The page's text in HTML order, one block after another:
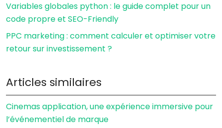
Variables globales python : le guide complet pour un
code propre et SEO-Friendly
PPC marketing : comment calculer et optimiser votre
retour sur investissement ?
Articles similaires
Cinemas application, une expérience immersive pour
l’événementiel de marque